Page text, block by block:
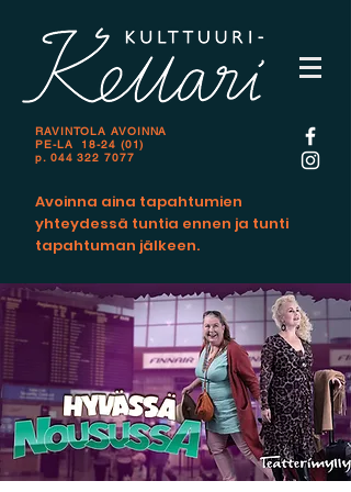
RAVINTOLA AVOINNA
PE-LA 18-24 (01)
p. 044 322 7077
Avoinna aina tapahtumien
yhteydessä tuntia ennen ja tunti
tapahtuman jälkeen.